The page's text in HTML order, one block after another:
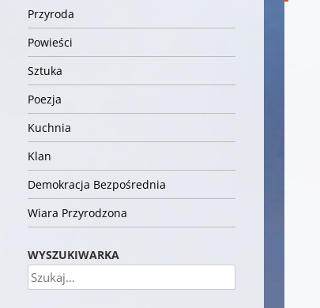
Przyroda
Powieści
Sztuka
Poezja
Kuchnia
Klan
Demokracja Bezpośrednia
Wiara Przyrodzona
WYSZUKIWARKA
Szukaj